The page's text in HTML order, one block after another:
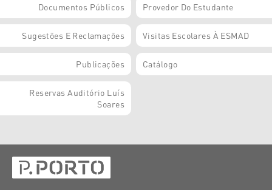
Documentos Públicos Provedor Do Estudante
Sugestões E Reclamações Visitas Escolares À ESMAD
Publicações Catálogo
Reservas Auditório Luís
Soares